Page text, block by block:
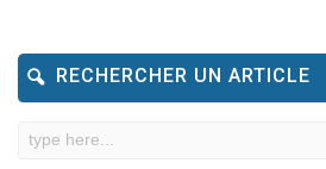
RECHERCHER UN ARTICLE